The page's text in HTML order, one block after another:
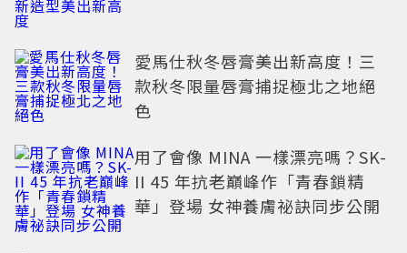
愛馬仕秋冬唇膏美出新高度！三
款秋冬限量唇膏捕捉極北之地絕
色
用了會像 MINA 一樣漂亮嗎？SK-
II 45 年抗老巔峰作「青春鎖精
華」登場 女神養膚祕訣同步公開